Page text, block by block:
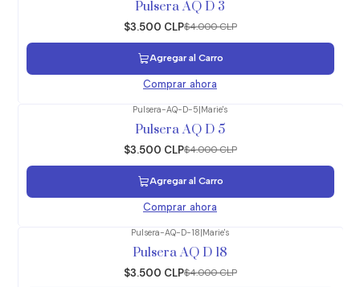
Pulsera AQ D 3
$3.500 CLP$4.000 CLP
Agregar al Carro
Comprar ahora
Pulsera-AQ-D-5|Marie's
Pulsera AQ D 5
$3.500 CLP$4.000 CLP
Agregar al Carro
Comprar ahora
Pulsera-AQ-D-18|Marie's
Pulsera AQ D 18
$3.500 CLP$4.000 CLP